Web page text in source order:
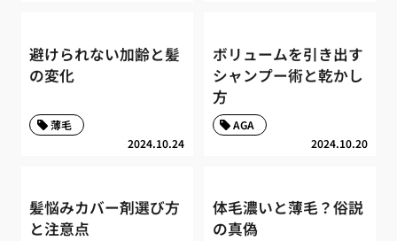
避けられない加齢と髪
の変化
2024.10.24
薄毛
ボリュームを引き出す
シャンプー術と乾かし
方
2024.10.20
AGA
髪悩みカバー剤選び方
と注意点
体毛濃いと薄毛？俗説
の真偽